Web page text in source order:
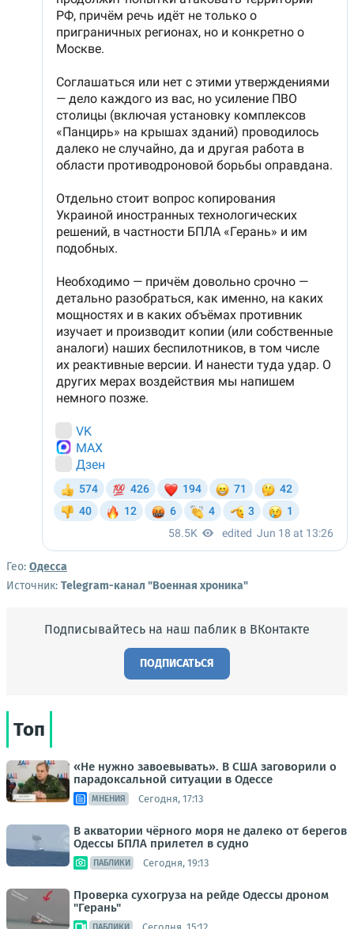
Гео: Одесса
Источник: Telegram-канал "Военная хроника"
Подписывайтесь на наш паблик в ВКонтакте
ПОДПИСАТЬСЯ
Топ
«Не нужно завоевывать». В США заговорили о
парадоксальной ситуации в Одессе
МНЕНИЯ Сегодня, 17:13
В акватории чёрного моря не далеко от берегов
Одессы БПЛА прилетел в судно
ПАБЛИКИ Сегодня, 19:13
Проверка сухогруза на рейде Одессы дроном
"Герань"
Сегодня, 15:12